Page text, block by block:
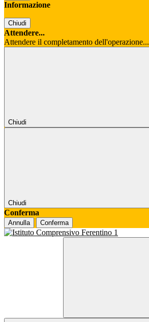
Informazione
Chiudi
Attendere...
Attendere il completamento dell'operazione...
Chiudi
Chiudi
Conferma
Annulla Conferma